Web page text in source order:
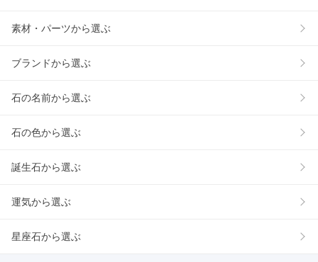
素材・パーツから選ぶ
ブランドから選ぶ
石の名前から選ぶ
石の色から選ぶ
誕生石から選ぶ
運気から選ぶ
星座石から選ぶ